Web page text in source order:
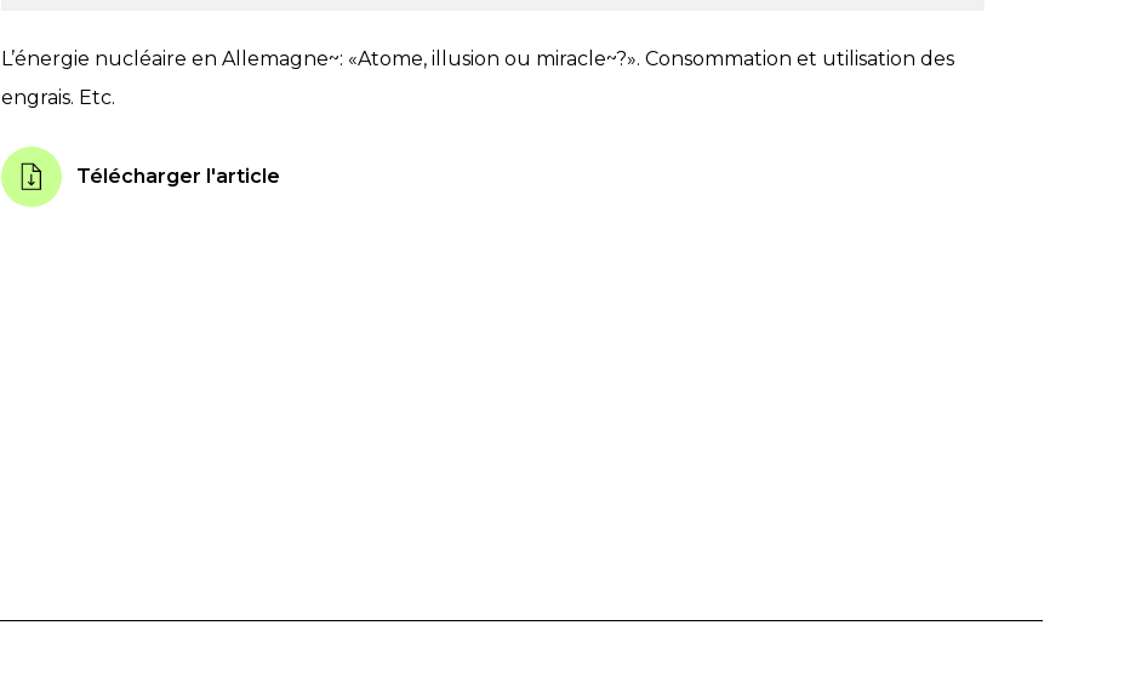
L’énergie nucléaire en Allemagne~: «Atome, illusion ou miracle~?». Consommation et utilisation des
engrais. Etc.
Télécharger l'article